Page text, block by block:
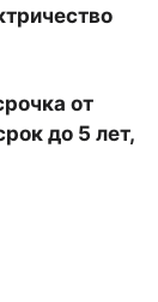
от
до 5 лет,